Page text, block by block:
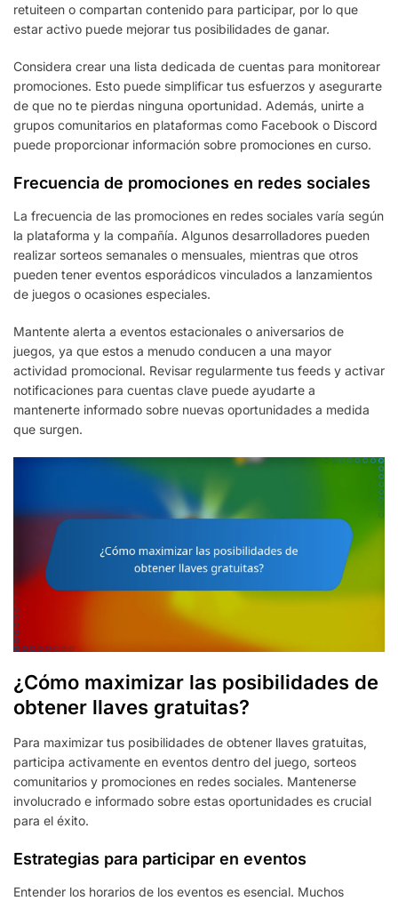
retuiteen o compartan contenido para participar, por lo que
estar activo puede mejorar tus posibilidades de ganar.
Considera crear una lista dedicada de cuentas para monitorear
promociones. Esto puede simplificar tus esfuerzos y asegurarte
de que no te pierdas ninguna oportunidad. Además, unirte a
grupos comunitarios en plataformas como Facebook o Discord
puede proporcionar información sobre promociones en curso.
Frecuencia de promociones en redes sociales
La frecuencia de las promociones en redes sociales varía según
la plataforma y la compañía. Algunos desarrolladores pueden
realizar sorteos semanales o mensuales, mientras que otros
pueden tener eventos esporádicos vinculados a lanzamientos
de juegos o ocasiones especiales.
Mantente alerta a eventos estacionales o aniversarios de
juegos, ya que estos a menudo conducen a una mayor
actividad promocional. Revisar regularmente tus feeds y activar
notificaciones para cuentas clave puede ayudarte a
mantenerte informado sobre nuevas oportunidades a medida
que surgen.
¿Cómo maximizar las posibilidades de
obtener llaves gratuitas?
Para maximizar tus posibilidades de obtener llaves gratuitas,
participa activamente en eventos dentro del juego, sorteos
comunitarios y promociones en redes sociales. Mantenerse
involucrado e informado sobre estas oportunidades es crucial
para el éxito.
Estrategias para participar en eventos
Entender los horarios de los eventos es esencial. Muchos